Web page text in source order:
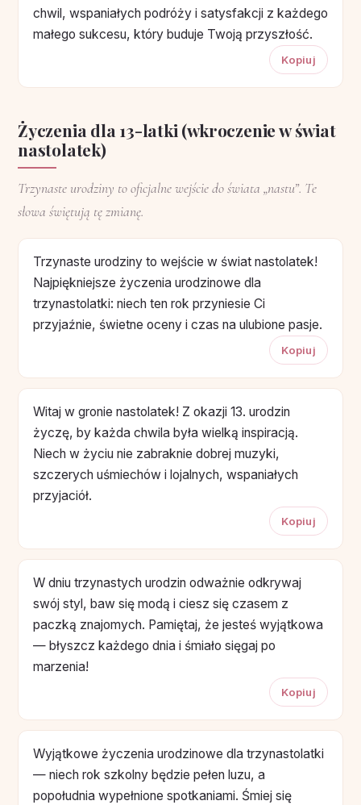
chwil, wspaniałych podróży i satysfakcji z każdego
małego sukcesu, który buduje Twoją przyszłość.
Kopiuj
Życzenia dla 13-latki (wkroczenie w świat
nastolatek)
Trzynaste urodziny to oficjalne wejście do świata „nastu”. Te
słowa świętują tę zmianę.
Trzynaste urodziny to wejście w świat nastolatek!
Najpiękniejsze życzenia urodzinowe dla
trzynastolatki: niech ten rok przyniesie Ci
przyjaźnie, świetne oceny i czas na ulubione pasje.
Kopiuj
Witaj w gronie nastolatek! Z okazji 13. urodzin
życzę, by każda chwila była wielką inspiracją.
Niech w życiu nie zabraknie dobrej muzyki,
szczerych uśmiechów i lojalnych, wspaniałych
przyjaciół.
Kopiuj
W dniu trzynastych urodzin odważnie odkrywaj
swój styl, baw się modą i ciesz się czasem z
paczką znajomych. Pamiętaj, że jesteś wyjątkowa
— błyszcz każdego dnia i śmiało sięgaj po
marzenia!
Kopiuj
Wyjątkowe życzenia urodzinowe dla trzynastolatki
— niech rok szkolny będzie pełen luzu, a
popołudnia wypełnione spotkaniami. Śmiej się